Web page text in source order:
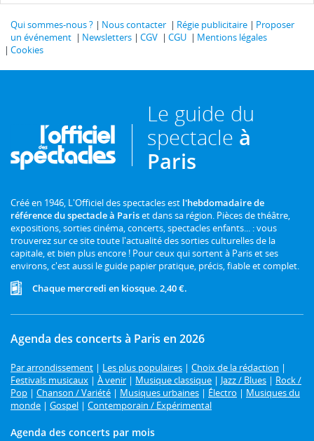
Qui sommes-nous ? Nous contacter Régie publicitaire
Proposer
un événement
Newsletters CGV CGU
Mentions légales
Cookies
Le guide du
spectacle à
Paris
Créé en 1946, L'Officiel des spectacles est l'hebdomadaire de
référence du spectacle à Pariset dans sa région. Pièces de théâtre,
expositions, sorties cinéma, concerts, spectacles enfants... : vous
trouverez sur ce site toute l'actualité des sorties culturelles de la
capitale, et bien plus encore ! Pour ceux qui sortent à Paris et ses
environs, c'est aussi le guide papier pratique, précis, fiable et complet.
Chaque mercredi en kiosque. 2,40 €.
Agenda des concerts à Paris en 2026
Par arrondissement | Les plus populaires | Choix de la rédaction |
Festivals musicaux | À venir | Musique classique | Jazz / Blues | Rock /
Pop | Chanson / Variété | Musiques urbaines | Électro | Musiques du
monde | Gospel | Contemporain / Expérimental
Agenda des concerts par mois